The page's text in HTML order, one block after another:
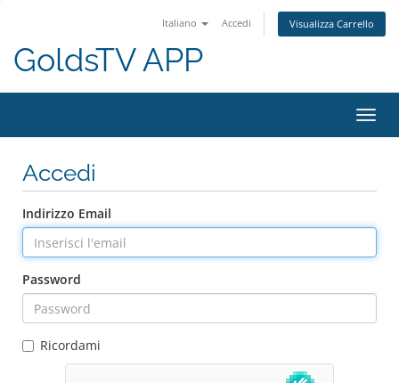
Italiano Accedi Visualizza Carrello
GoldsTV APP
Attiva
Accedi
Indirizzo Email
Password
Ricordami